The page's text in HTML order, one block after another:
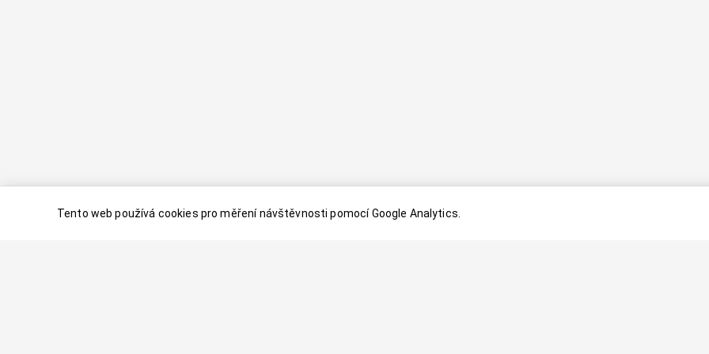
Tento web používá cookies pro měření návštěvnosti pomocí Google Analytics.